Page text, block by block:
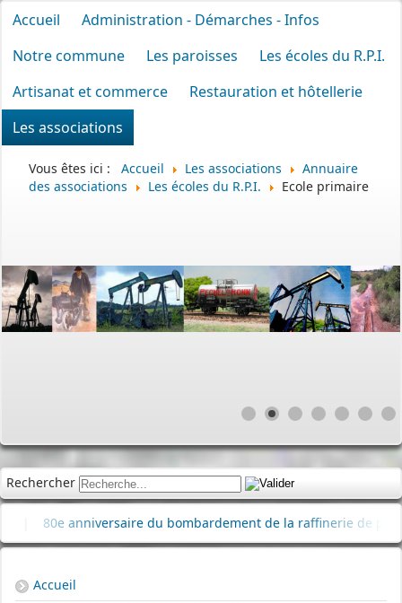
Accueil
Administration - Démarches - Infos
Notre commune
Les paroisses
Les écoles du R.P.I.
Artisanat et commerce
Restauration et hôtellerie
Les associations
Vous êtes ici : Accueil Les associations
Annuaire
des associations
Les écoles du R.P.I. Ecole primaire
Rechercher
80e anniversaire du bombardement de la raffinerie de pétrole
Accueil